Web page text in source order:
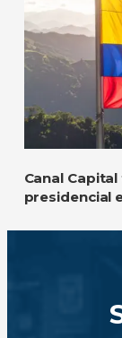
Canal
presidencial